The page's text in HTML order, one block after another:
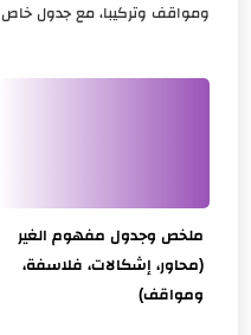
ومواقف وتركيبا، مع جدول خاص
الثلاثة للمفهوم، وأطروحات
ملخص وجدول مفهوم الغير
(محاور، إشكالات، فلاسفة،
ومواقف)